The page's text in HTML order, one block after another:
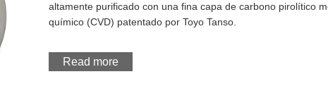
altamente purificado con una fina capa de carbono pirolítico
químico (CVD) patentado por Toyo Tanso.
Read more